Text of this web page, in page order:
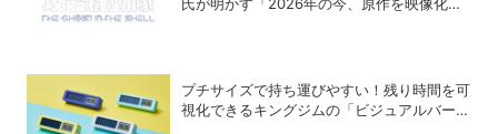
氏が明かす「2026年の今、原作を映像化す
プチサイズで持ち運びやすい！残り時間を可
視化できるキングジムの「ビジュアルバータ